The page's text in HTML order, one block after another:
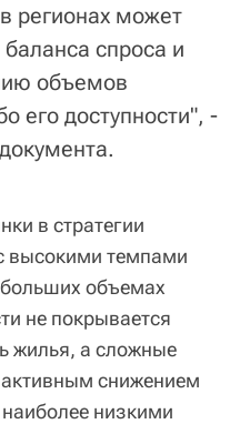
регионах может
спроса и
объемов
его доступности", -
в стратегии
высокими темпами
больших объемах
не покрывается
жилья, а сложные
активным снижением
низкими